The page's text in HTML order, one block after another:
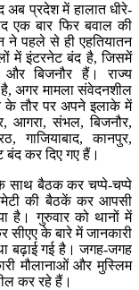
अब प्रदेश में हालात धीरे-
एक बार फिर बवाल की
ने पहले से ही एहतियातन
में इंटरनेट बंद है, जिसमें
और बिजनौर हैं। राज्य
अगर मामला संवेदनशील
के तौर पर अपने इलाके में
आगरा, संभल, बिजनौर,
गाजियाबाद, कानपुर,
कर दिए गए हैं।
के साथ बैठक कर चप्पे-चप्पे
की बैठकें कर आपसी
है। गुरुवार को थानों में
के बारे में जानकारी
बढ़ाई गई है। जगह-जगह
मौलानाओं और मुस्लिम
कर रहे हैं।